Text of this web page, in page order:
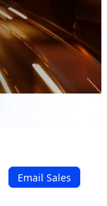
Email Sales